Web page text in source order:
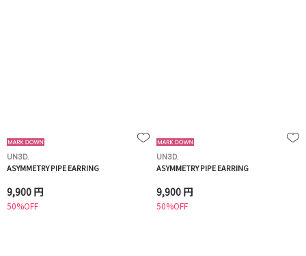
UN3D.
ASYMMETRY PIPE EARRING
9,900 円
50%OFF
UN3D.
ASYMMETRY PIPE EARRING
9,900 円
50%OFF